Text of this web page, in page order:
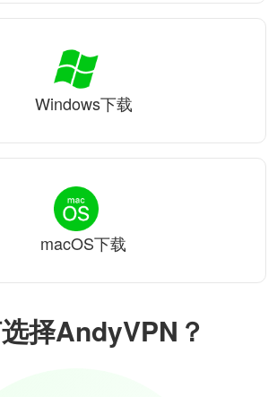
择AndyVPN？
Windows下载
macOS下载